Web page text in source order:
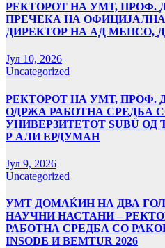
РЕКТОРОТ НА УМТ, ПРОФ.
ПРЕЧЕКА НА
ДИРЕКТОР НА АД МЕПСО,
Јул 10, 2026
Uncategorized
РЕКТОРОТ НА УМТ, ПРОФ.
ОДРЖА РАБОТНА СРЕДБА
УНИВЕРЗИТЕТОТ SUBÜ ОД
Р АЛИ ЕРДУМАН
Јул 9, 2026
Uncategorized
УMТ ДОМАЌИН НА ДВА
НАУЧНИ НАСТАНИ –
РАБОТНА СРЕДБА СО
INSODE И BEMTUR 2026